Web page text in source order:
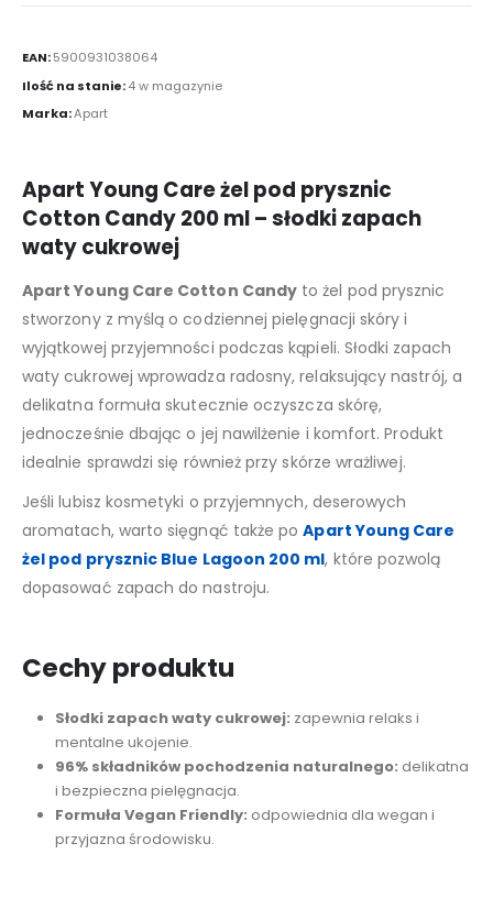
EAN:5900931038064
Ilość na stanie:4 w magazynie
Marka:Apart
Apart Young Care żel pod prysznic
Cotton Candy 200 ml – słodki zapach
waty cukrowej
Apart Young Care Cotton Candy to żel pod prysznic
stworzony z myślą o codziennej pielęgnacji skóry i
wyjątkowej przyjemności podczas kąpieli. Słodki zapach
waty cukrowej wprowadza radosny, relaksujący nastrój, a
delikatna formuła skutecznie oczyszcza skórę,
jednocześnie dbając o jej nawilżenie i komfort. Produkt
idealnie sprawdzi się również przy skórze wrażliwej.
Jeśli lubisz kosmetyki o przyjemnych, deserowych
aromatach, warto sięgnąć także poApart Young Care
żel pod prysznic Blue Lagoon 200 ml, które pozwolą
dopasować zapach do nastroju.
Cechy produktu
Słodki zapach waty cukrowej: zapewnia relaks i
mentalne ukojenie.
96% składników pochodzenia naturalnego: delikatna
i bezpieczna pielęgnacja.
Formuła Vegan Friendly: odpowiednia dla wegan i
przyjazna środowisku.